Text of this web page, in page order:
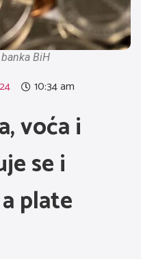
BiH
10:34 am
voća i
se i
plate